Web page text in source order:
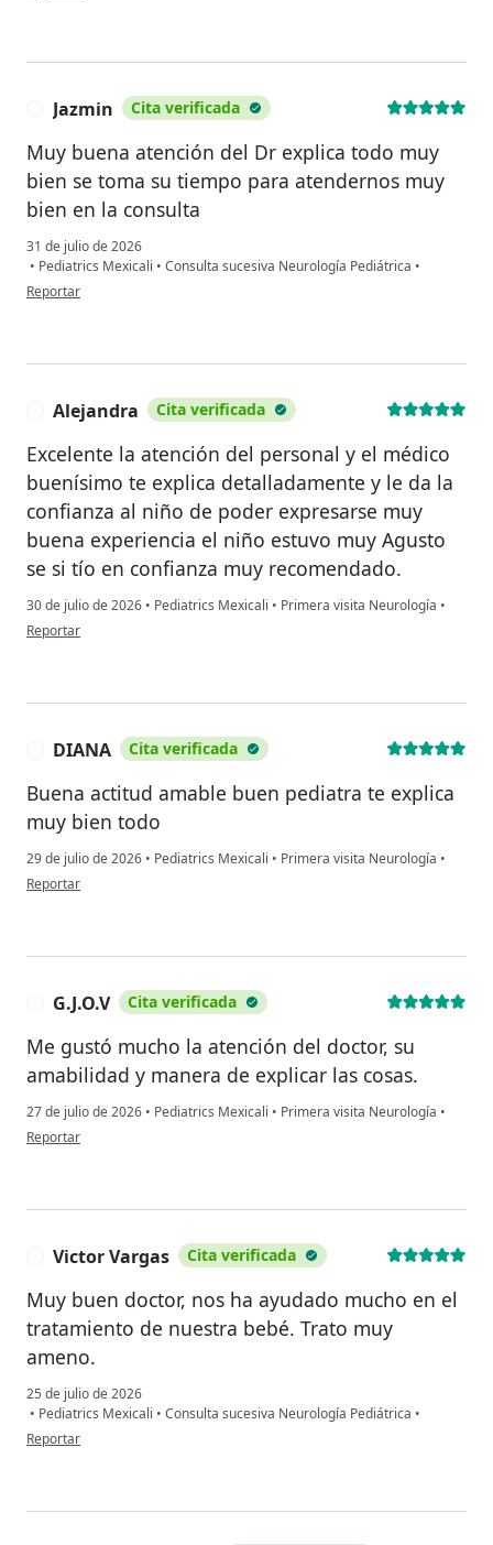
Jazmin Cita verificada
Muy buena atención del Dr explica todo muy
bien se toma su tiempo para atendernos muy
bien en la consulta
31 de julio de 2026
• Pediatrics Mexicali • Consulta sucesiva Neurología Pediátrica •
en opinión del usuario Jazmin
Reportar
Alejandra Cita verificada
Excelente la atención del personal y el médico
buenísimo te explica detalladamente y le da la
confianza al niño de poder expresarse muy
buena experiencia el niño estuvo muy Agusto
se si tío en confianza muy recomendado.
30 de julio de 2026 • Pediatrics Mexicali • Primera visita Neurología •
en opinión del usuario Alejandra
Reportar
DIANA Cita verificada
Buena actitud amable buen pediatra te explica
muy bien todo
29 de julio de 2026 • Pediatrics Mexicali • Primera visita Neurología •
en opinión del usuario DIANA
Reportar
G.J.O.V Cita verificada
Me gustó mucho la atención del doctor, su
amabilidad y manera de explicar las cosas.
27 de julio de 2026 • Pediatrics Mexicali • Primera visita Neurología •
en opinión del usuario G.J.O.V
Reportar
Victor Vargas Cita verificada
Muy buen doctor, nos ha ayudado mucho en el
tratamiento de nuestra bebé. Trato muy
ameno.
25 de julio de 2026
• Pediatrics Mexicali • Consulta sucesiva Neurología Pediátrica •
en opinión del usuario Victor Vargas
Reportar